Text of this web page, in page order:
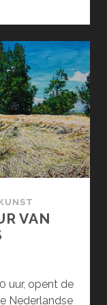
VAN
uur, opent de
Nederlandse